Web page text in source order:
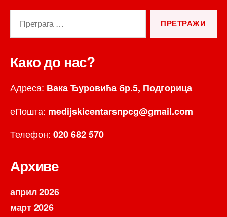
Како до нас?
Адреса: Вака Ђуровића бр.5, Подгорица
еПошта: medijskicentarsnpcg@gmail.com
Телефон: 020 682 570
Архиве
април 2026
март 2026